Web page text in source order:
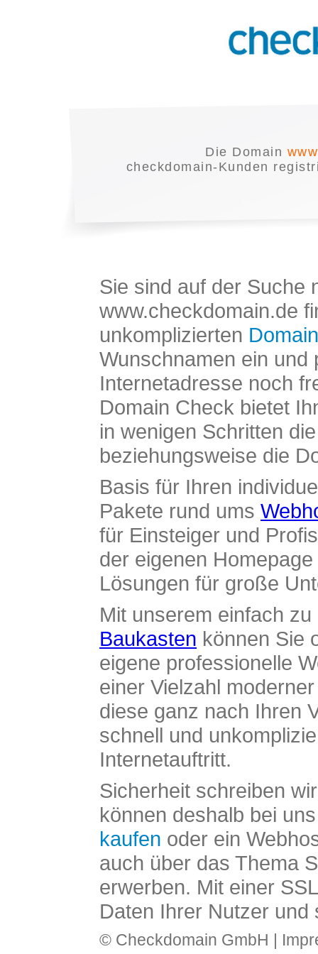
Die Domain
checkdomain-Kunden
Sie sind auf der Suche
www.checkdomain.de
unkomplizierten
Wunschnamen ein und
Internetadresse noch
Domain Check bietet
in wenigen Schritten
beziehungsweise die
Basis für Ihren
Pakete rund ums
für Einsteiger und
der eigenen
Lösungen für große
Mit unserem einfach
Baukasten können Sie
eigene professionelle
einer Vielzahl
diese ganz nach Ihren
schnell und
Internetauftritt.
Sicherheit schreiben
können deshalb bei
kaufen oder ein
auch über das Thema
erwerben. Mit einer
Daten Ihrer Nutzer und
© Checkdomain GmbH |